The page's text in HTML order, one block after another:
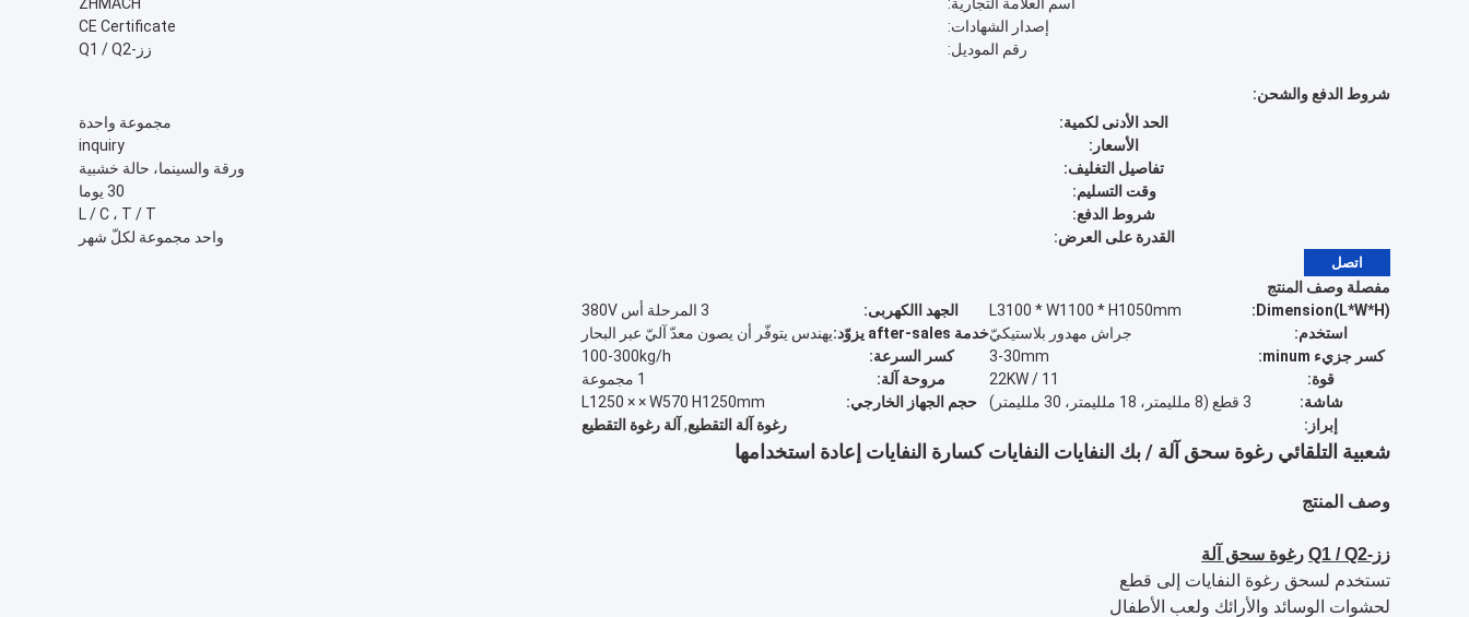
إصدار الشهادات:
CE Certificate
رقم الموديل:
زز-Q1 / Q2
شروط الدفع والشحن:
الحد الأدنى لكمية:
مجموعة واحدة
الأسعار:
inquiry
تفاصيل التغليف:
ورقة والسينما، حالة خشبية
وقت التسليم:
30 يوما
شروط الدفع:
L / C ، T / T
القدرة على العرض:
واحد مجموعة لكلّ شهر
اتصل
مفصلة وصف المنتج
Dimension(L*W*H):
L3100 * W1100 * H1050mm الجهد االكهربى:
3 المرحلة أس 380V
استخدم:
جراش مهدور بلاستيكيّخدمة after-sales يزوّد:
يهندس يتوفّر أن يصون معدّ آليّ عبر البحار
كسر جزيء minum:
3-30mm كسر السرعة:
100-300kg/h
قوة:
11 / 22KW مروحة آلة:
1 مجموعة
شاشة:
3 قطع (8 ملليمتر، 18 ملليمتر، 30 ملليمتر) حجم الجهاز الخارجي:
L1250 × × W570 H1250mm
إبراز:
رغوة آلة التقطيع, آلة رغوة التقطيع
شعبية التلقائي رغوة سحق آلة / بك النفايات النفايات كسارة النفايات إعادة استخدامها
وصف المنتج
زز-Q1 / Q2
رغوة سحق آلة
تستخدم لسحق رغوة النفايات إلى قطع
لحشوات الوسائد والأرائك ولعب الأطفال